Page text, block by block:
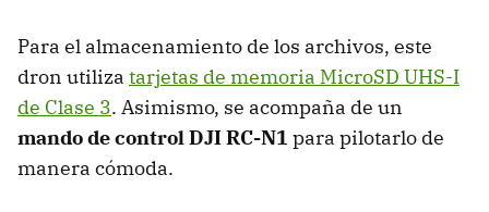
Para el almacenamiento de los archivos, este
dron utiliza tarjetas de memoria MicroSD UHS-I
de Clase 3. Asimismo, se acompaña de un
mando de control DJI RC-N1 para pilotarlo de
manera cómoda.